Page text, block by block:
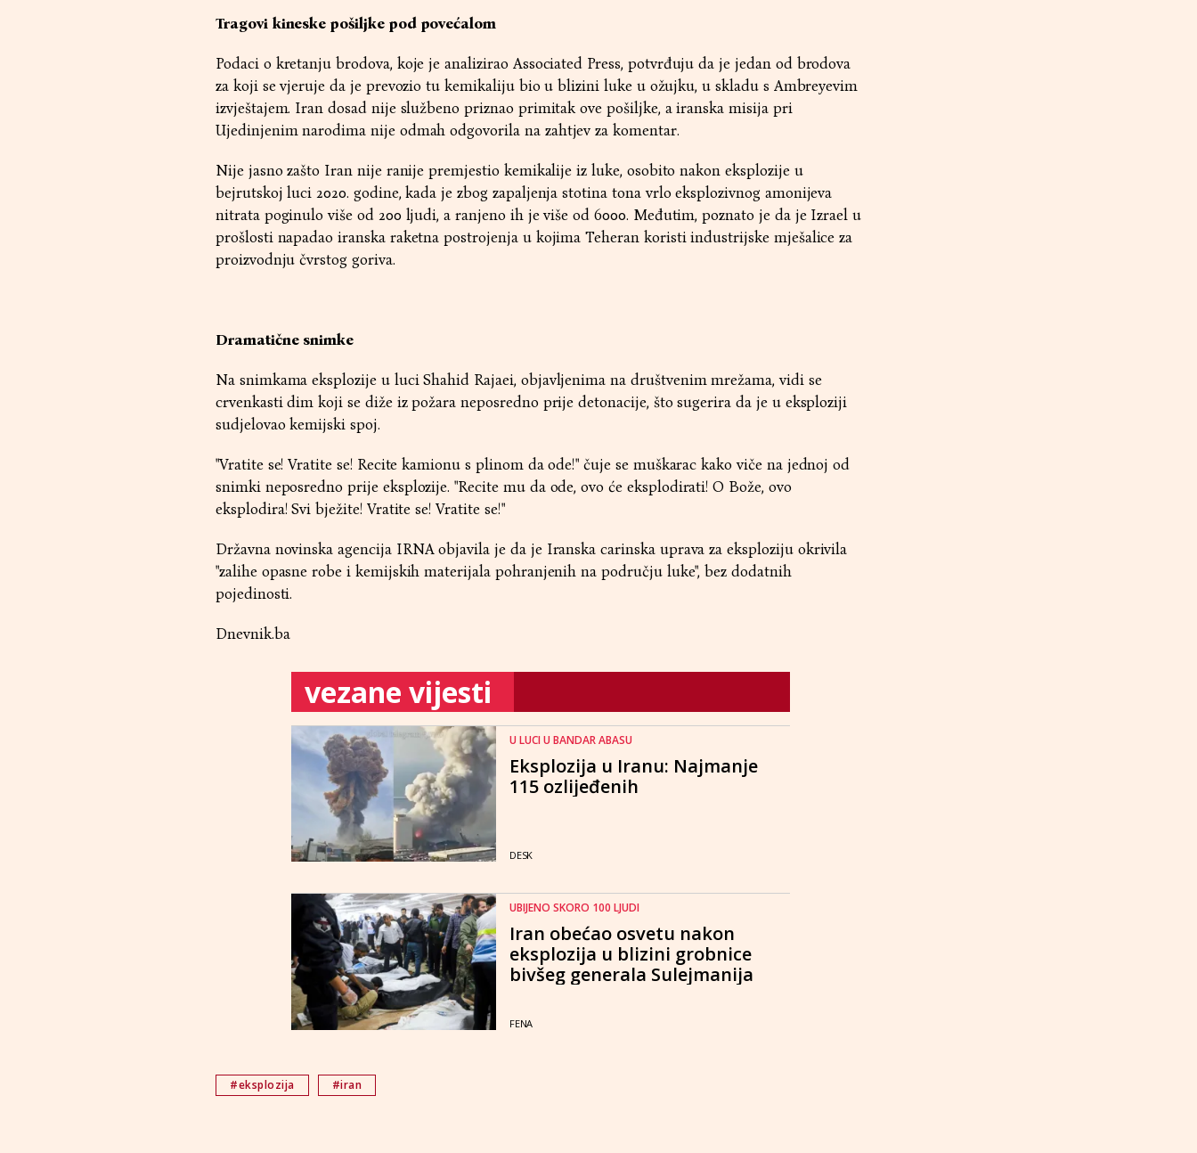
Tragovi kineske pošiljke pod povećalom
Podaci o kretanju brodova, koje je analizirao Associated Press, potvrđuju da je jedan od brodova
za koji se vjeruje da je prevozio tu kemikaliju bio u blizini luke u ožujku, u skladu s Ambreyevim
izvještajem. Iran dosad nije službeno priznao primitak ove pošiljke, a iranska misija pri
Ujedinjenim narodima nije odmah odgovorila na zahtjev za komentar.
Nije jasno zašto Iran nije ranije premjestio kemikalije iz luke, osobito nakon eksplozije u
bejrutskoj luci 2020. godine, kada je zbog zapaljenja stotina tona vrlo eksplozivnog amonijeva
nitrata poginulo više od 200 ljudi, a ranjeno ih je više od 6000. Međutim, poznato je da je Izrael u
prošlosti napadao iranska raketna postrojenja u kojima Teheran koristi industrijske mješalice za
proizvodnju čvrstog goriva.
Dramatične snimke
Na snimkama eksplozije u luci Shahid Rajaei, objavljenima na društvenim mrežama, vidi se
crvenkasti dim koji se diže iz požara neposredno prije detonacije, što sugerira da je u eksploziji
sudjelovao kemijski spoj.
"Vratite se! Vratite se! Recite kamionu s plinom da ode!" čuje se muškarac kako viče na jednoj od
snimki neposredno prije eksplozije. "Recite mu da ode, ovo će eksplodirati! O Bože, ovo
eksplodira! Svi bježite! Vratite se! Vratite se!"
Državna novinska agencija IRNA objavila je da je Iranska carinska uprava za eksploziju okrivila
"zalihe opasne robe i kemijskih materijala pohranjenih na području luke", bez dodatnih
pojedinosti.
Dnevnik.ba
vezane vijesti
U LUCI U BANDAR ABASU
Eksplozija u Iranu: Najmanje
115 ozlijeđenih
DESK
UBIJENO SKORO 100 LJUDI
Iran obećao osvetu nakon
eksplozija u blizini grobnice
bivšeg generala Sulejmanija
FENA
#eksplozija #iran